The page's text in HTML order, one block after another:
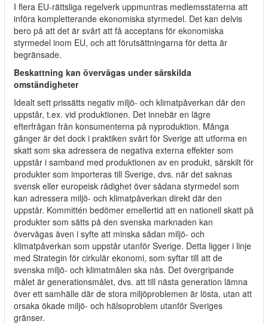
I flera EU-rättsliga regelverk uppmuntras medlemsstaterna att
införa kompletterande ekonomiska styrmedel. Det kan delvis
bero på att det är svårt att få acceptans för ekonomiska
styrmedel inom EU, och att förutsättningarna för detta är
begränsade.
Beskattning kan övervägas under särskilda
omständigheter
Idealt sett prissätts negativ miljö- och klimatpåverkan där den
uppstår, t.ex. vid produktionen. Det innebär en lägre
efterfrågan från konsumenterna på nyproduktion. Många
gånger är det dock i praktiken svårt för Sverige att utforma en
skatt som ska adressera de negativa externa effekter som
uppstår i samband med produktionen av en produkt, särskilt för
produkter som importeras till Sverige, dvs. när det saknas
svensk eller europeisk rådighet över sådana styrmedel som
kan adressera miljö- och klimatpåverkan direkt där den
uppstår. Kommittén bedömer emellertid att en nationell skatt på
produkter som sätts på den svenska marknaden kan
övervägas även i syfte att minska sådan miljö- och
klimatpåverkan som uppstår utanför Sverige. Detta ligger i linje
med Strategin för cirkulär ekonomi, som syftar till att de
svenska miljö- och klimatmålen ska nås. Det övergripande
målet är generationsmålet, dvs. att till nästa generation lämna
över ett samhälle där de stora miljöproblemen är lösta, utan att
orsaka ökade miljö- och hälsoproblem utanför Sveriges
gränser.